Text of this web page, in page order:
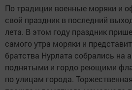
По традиции военные моряки и
свой праздник в последний
лета. В этом году праздник
самого утра моряки и
братства Нурлата собрались на
поднятыми и гордо реющими
по улицам города.